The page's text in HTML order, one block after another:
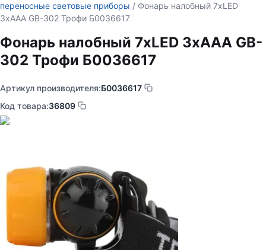
переносные световые приборы / Фонарь налобный 7хLED
3хAAA GB-302 Трофи Б0036617
Фонарь налобный 7хLED 3хAAA GB-
302 Трофи Б0036617
Артикул производителя:Б0036617
Код товара:36809